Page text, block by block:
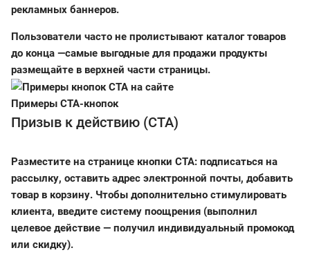
рекламных баннеров.
Пользователи часто не пролистывают каталог товаров
до конца —самые выгодные для продажи продукты
размещайте в верхней части страницы.
Примеры CTA-кнопок
Призыв к действию (CTA)
Разместите на странице кнопки СТА: подписаться на
рассылку, оставить адрес электронной почты, добавить
товар в корзину. Чтобы дополнительно стимулировать
клиента, введите систему поощрения (выполнил
целевое действие — получил индивидуальный промокод
или скидку).